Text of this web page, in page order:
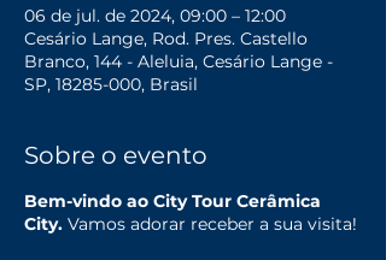
06 de jul. de 2024, 09:00 – 12:00
Cesário Lange, Rod. Pres. Castello
Branco, 144 - Aleluia, Cesário Lange -
SP, 18285-000, Brasil
Sobre o evento
Bem-vindo ao City Tour Cerâmica
City. Vamos adorar receber a sua visita!